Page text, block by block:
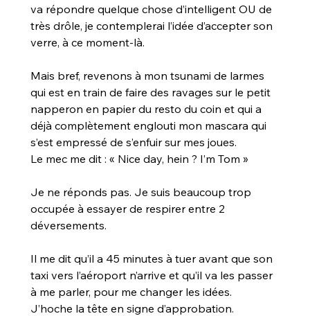
va répondre quelque chose d’intelligent OU de
très drôle, je contemplerai l’idée d’accepter son
verre, à ce moment-là.
Mais bref, revenons à mon tsunami de larmes
qui est en train de faire des ravages sur le petit
napperon en papier du resto du coin et qui a
déjà complètement englouti mon mascara qui
s’est empressé de s’enfuir sur mes joues.
Le mec me dit : « Nice day, hein ? I’m Tom »
Je ne réponds pas. Je suis beaucoup trop
occupée à essayer de respirer entre 2
déversements.
Il me dit qu’il a 45 minutes à tuer avant que son
taxi vers l’aéroport n’arrive et qu’il va les passer
à me parler, pour me changer les idées.
J’hoche la tête en signe d’approbation.